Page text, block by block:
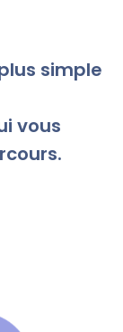
simple
vous